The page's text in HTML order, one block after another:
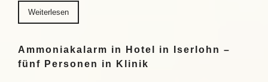
Weiterlesen
Ammoniakalarm in Hotel in Iserlohn –
fünf Personen in Klinik